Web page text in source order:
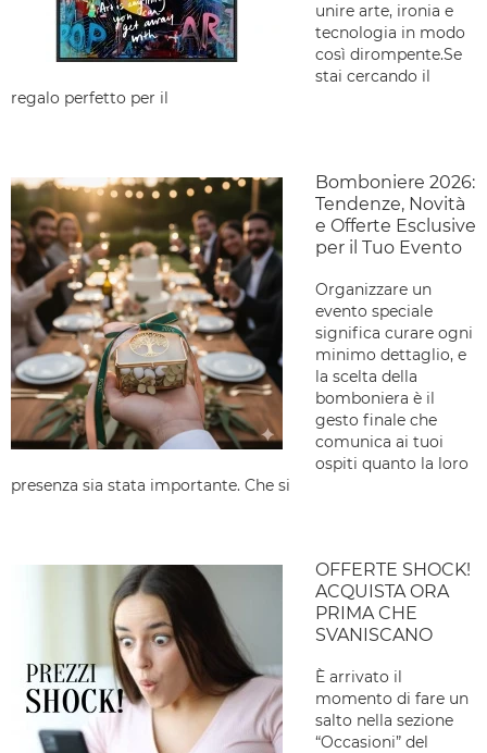
unire arte, ironia e
tecnologia in modo
così dirompente.Se
stai cercando il
regalo perfetto per il
Bomboniere 2026:
Tendenze, Novità
e Offerte Esclusive
per il Tuo Evento
Organizzare un
evento speciale
significa curare ogni
minimo dettaglio, e
la scelta della
bomboniera è il
gesto finale che
comunica ai tuoi
ospiti quanto la loro
presenza sia stata importante. Che si
OFFERTE SHOCK!
ACQUISTA ORA
PRIMA CHE
SVANISCANO
È arrivato il
momento di fare un
salto nella sezione
“Occasioni” del